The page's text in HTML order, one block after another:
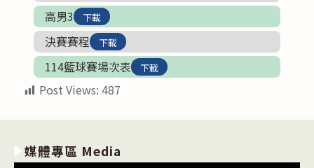
高男3 下載
決賽賽程 下載
114籃球賽場次表 下載
Post Views: 487
媒體專區 Media